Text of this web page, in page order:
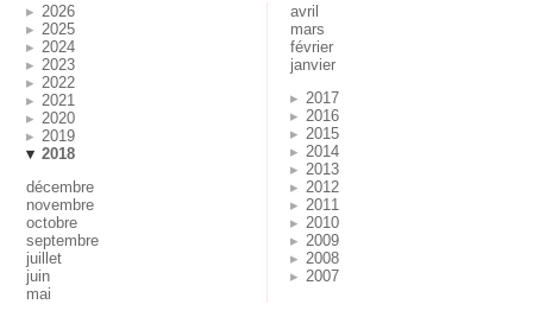
2026
2025
2024
2023
2022
2021
2020
2019
2018
décembre
novembre
octobre
septembre
juillet
juin
mai
avril
mars
février
janvier
2017
2016
2015
2014
2013
2012
2011
2010
2009
2008
2007